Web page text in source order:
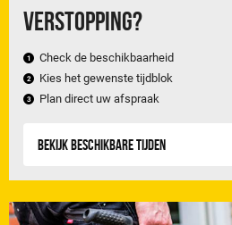
Verstopping?
Check de beschikbaarheid
Kies het gewenste tijdblok
Plan direct uw afspraak
Bekijk beschikbare tijden